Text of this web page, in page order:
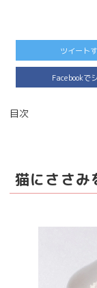
ツイート
Facebookで
目次
猫にささみ